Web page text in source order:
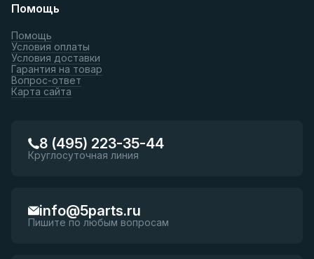
Помощь
Помощь
Условия оплаты
Условия доставки
Гарантия на товар
Вопрос-ответ
Карта сайта
8 (495) 223-35-44
Круглосуточная линия
info@5parts.ru
Пишите по любым вопросам